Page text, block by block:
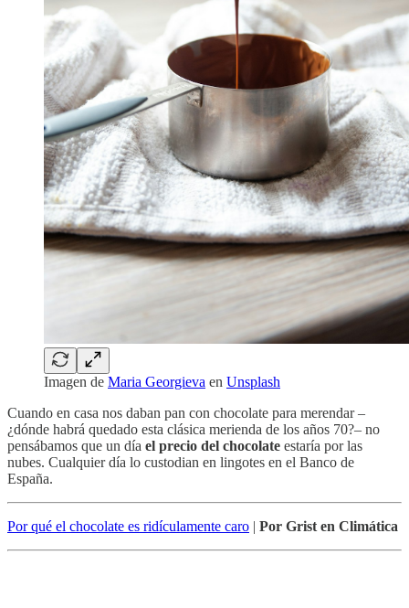
Imagen de Maria Georgieva en Unsplash
Cuando en casa nos daban pan con chocolate para merendar –
¿dónde habrá quedado esta clásica merienda de los años 70?– no
pensábamos que un día el precio del chocolate estaría por las
nubes. Cualquier día lo custodian en lingotes en el Banco de
España.
Por qué el chocolate es ridículamente caro | Por Grist en Climática